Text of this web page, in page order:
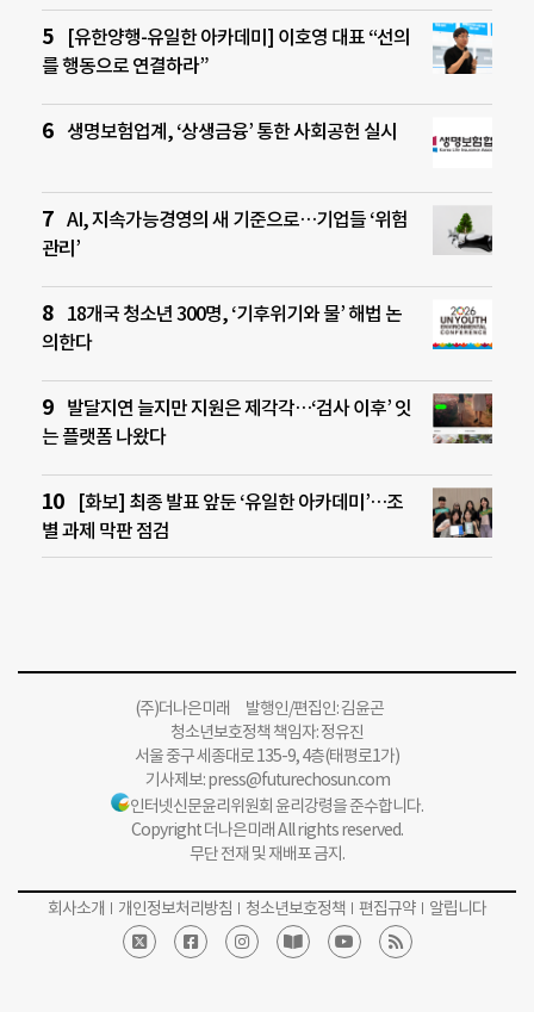
[유한양행-유일한 아카데미] 이호영 대표 “선의
를 행동으로 연결하라”
생명보험업계, ‘상생금융’ 통한 사회공헌 실시
AI, 지속가능경영의 새 기준으로…기업들 ‘위험
관리’
18개국 청소년 300명, ‘기후위기와 물’ 해법 논
의한다
발달지연 늘지만 지원은 제각각…‘검사 이후’ 잇
는 플랫폼 나왔다
[화보] 최종 발표 앞둔 ‘유일한 아카데미’…조
별 과제 막판 점검
(주)더나은미래 발행인/편집인: 김윤곤
청소년보호정책 책임자: 정유진
서울 중구 세종대로 135-9, 4층(태평로1가)
기사제보:press@futurechosun.com
인터넷신문윤리위원회 윤리강령을 준수합니다.
Copyright 더나은미래 All rights reserved.
무단 전재 및 재배포 금지.
회사소개 개인정보처리방침 청소년보호정책 편집규약 알립니다